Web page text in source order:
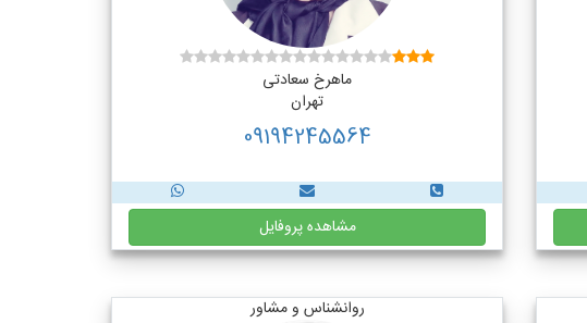
ماهرخ سعادتی
تهران
09194245564
مشاهده پروفایل
روانشناس و مشاور